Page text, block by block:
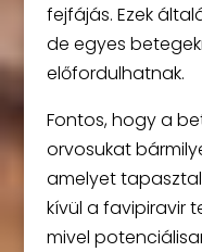
fejfájás. Ezek
de egyes
előfordulhatnak.
Fontos, hogy a
orvosukat
amelyet
kívül a favipiravir
mivel